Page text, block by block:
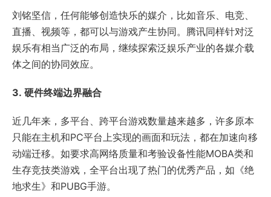
刘铭坚信，任何能够创造快乐的媒介，比如音乐、电竞、
直播、视频等，都可以与游戏产生协同。腾讯同样针对泛
娱乐有相当广泛的布局，继续探索泛娱乐产业的各媒介载
体之间的协同效应。
3. 硬件终端边界融合
近几年来，多平台、跨平台游戏数量越来越多，许多原本
只能在主机和PC平台上实现的画面和玩法，都在加速向移
动端迁移。如要求高网络质量和考验设备性能MOBA类和
生存竞技类游戏，全平台出现了热门的优秀产品，如《绝
地求生》和PUBG手游。